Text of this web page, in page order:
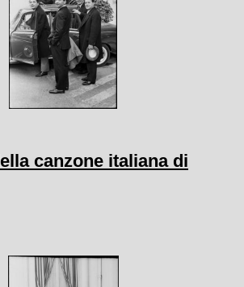
canzone italiana di